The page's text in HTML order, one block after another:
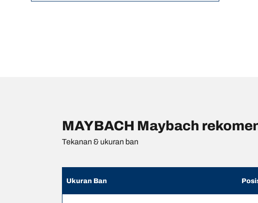
MAYBACH Maybach
Tekanan & ukuran ban
Ukuran Ban